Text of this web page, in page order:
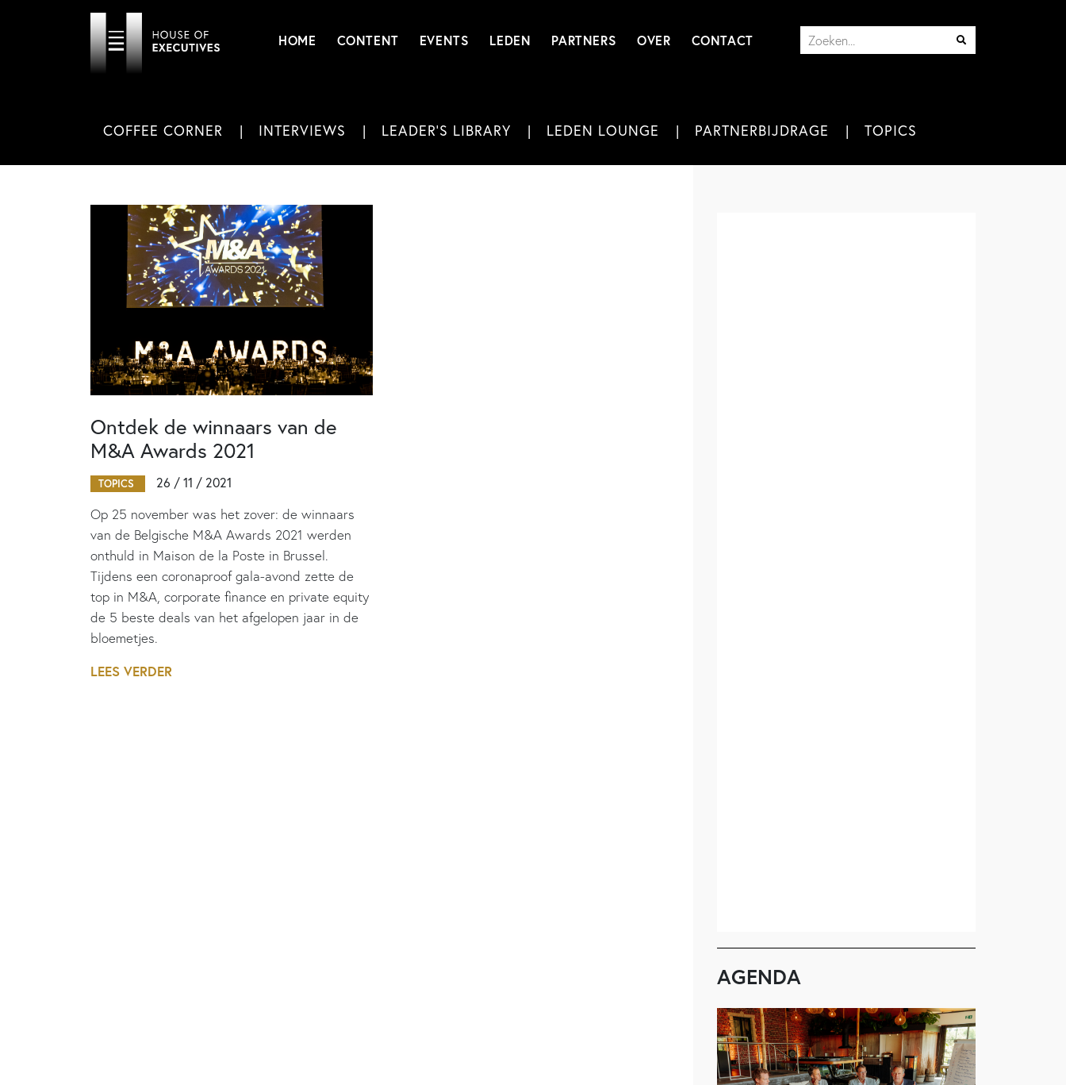
HOME CONTENT EVENTS LEDEN PARTNERS OVER CONTACT
COFFEE CORNER INTERVIEWS LEADER'S LIBRARY LEDEN LOUNGE PARTNERBIJDRAGE TOPICS
Ontdek de winnaars van de
M&A Awards 2021
TOPICS 26 / 11 / 2021
Op 25 november was het zover: de winnaars
van de Belgische M&A Awards 2021 werden
onthuld in Maison de la Poste in Brussel.
Tijdens een coronaproof gala-avond zette de
top in M&A, corporate finance en private equity
de 5 beste deals van het afgelopen jaar in de
bloemetjes.
LEES VERDER
AGENDA